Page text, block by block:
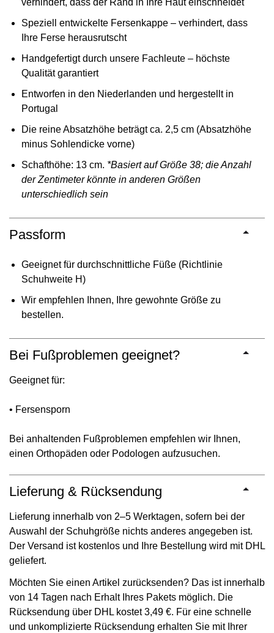
verhindert, dass der Rand in Ihre Haut einschneidet
Speziell entwickelte Fersenkappe – verhindert, dass
Ihre Ferse herausrutscht
Handgefertigt durch unsere Fachleute – höchste
Qualität garantiert
Entworfen in den Niederlanden und hergestellt in
Portugal
Die reine Absatzhöhe beträgt ca. 2,5 cm (Absatzhöhe
minus Sohlendicke vorne)
Schafthöhe: 13 cm. *Basiert auf Größe 38; die Anzahl
der Zentimeter könnte in anderen Größen
unterschiedlich sein
Passform
Geeignet für durchschnittliche Füße (Richtlinie
Schuhweite H)
Wir empfehlen Ihnen, Ihre gewohnte Größe zu
bestellen.
Bei Fußproblemen geeignet?
Geeignet für:
• Fersensporn
Bei anhaltenden Fußproblemen empfehlen wir Ihnen,
einen Orthopäden oder Podologen aufzusuchen.
Lieferung & Rücksendung
Lieferung innerhalb von 2–5 Werktagen, sofern bei der
Auswahl der Schuhgröße nichts anderes angegeben ist.
Der Versand ist kostenlos und Ihre Bestellung wird mit DHL
geliefert.
Möchten Sie einen Artikel zurücksenden? Das ist innerhalb
von 14 Tagen nach Erhalt Ihres Pakets möglich. Die
Rücksendung über DHL kostet 3,49 €. Für eine schnelle
und unkomplizierte Rücksendung erhalten Sie mit Ihrer